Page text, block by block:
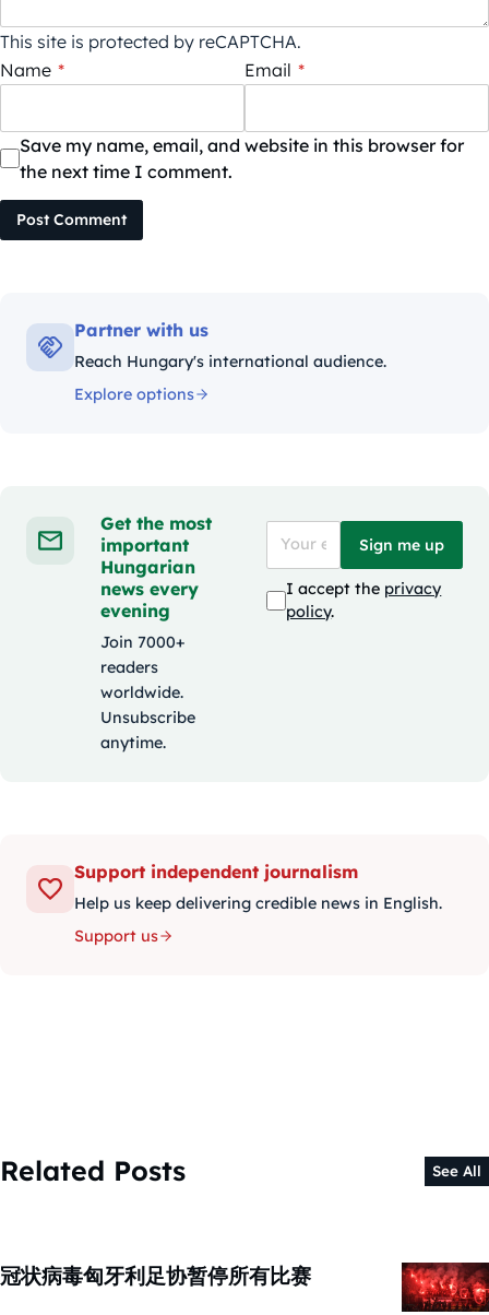
This site is protected by reCAPTCHA.
Name * Email *
Save my name, email, and website in this browser for
the next time I comment.
Post Comment
Partner with us
Reach Hungary's international audience.
Explore options
Get the most
important
Hungarian
news every
evening
Join 7000+
readers
worldwide.
Unsubscribe
anytime.
Sign me up
I accept the privacy
policy.
Support independent journalism
Help us keep delivering credible news in English.
Support us
Related Posts See All
冠状病毒匈牙利足协暂停所有比赛